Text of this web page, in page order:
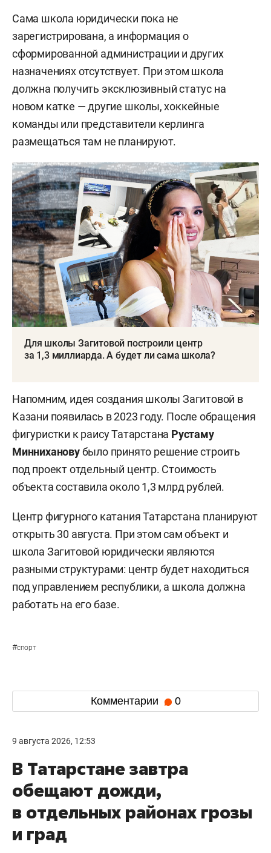
Сама школа юридически пока не
зарегистрирована, а информация о
сформированной администрации и других
назначениях отсутствует. При этом школа
должна получить эксклюзивный статус на
новом катке — другие школы, хоккейные
команды или представители керлинга
размещаться там не планируют.
Для школы Загитовой построили центр
за 1,3 миллиарда. А будет ли сама школа?
Напомним, идея создания школы Загитовой в
Казани появилась в 2023 году. После обращения
фигуристки к раису Татарстана Рустаму
Миннихановубыло принято решение строить
под проект отдельный центр. Стоимость
объекта составила около 1,3 млрд рублей.
Центр фигурного катания Татарстана планируют
открыть 30 августа. При этом сам объект и
школа Загитовой юридически являются
разными структурами: центр будет находиться
под управлением республики, а школа должна
работать на его базе.
#спорт
Комментарии 0
9 августа 2026, 12:53
В Татарстане завтра
обещают дожди,
в отдельных районах грозы
и град